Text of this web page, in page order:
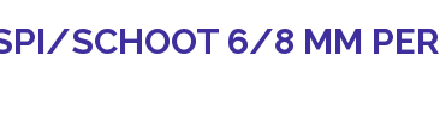
SCHOOT 6/8 MM PER